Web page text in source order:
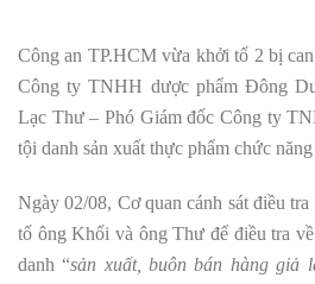
Công an TP.HCM vừa khởi tố 2 bị
Công ty TNHH dược phẩm Đông
Lạc Thư – Phó Giám đốc Công ty
tội danh sản xuất thực phẩm chức
Ngày 02/08, Cơ quan cánh sát điều
tố ông Khối và ông Thư để điều tra
danh “sản xuất, buôn bán hàng giả